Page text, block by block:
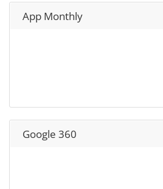
App Monthly
Google 360